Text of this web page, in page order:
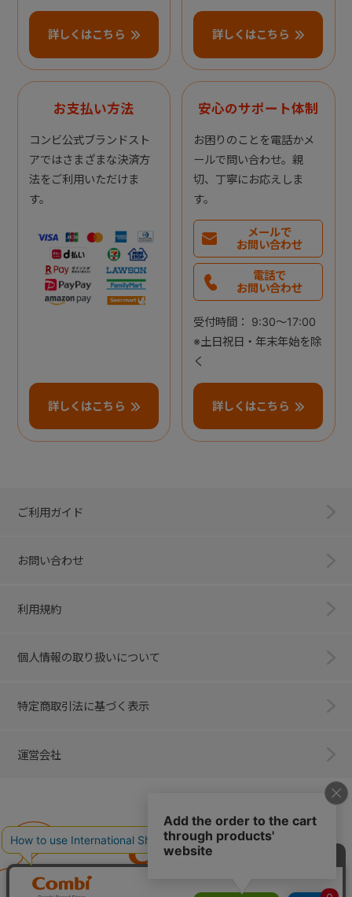
詳しくはこちら 詳しくはこちら
お支払い方法
コンビ公式ブランドスト
アではさまざまな決済方
法をご利用いただけま
す。
詳しくはこちら
安心のサポート体制
お困りのことを電話かメ
ールで問い合わせ。親
切、丁寧にお応えしま
す。
メールで
お問い合わせ
電話で
お問い合わせ
受付時間： 9:30～17:00
※土日祝日・年末年始を除
く
詳しくはこちら
ご利用ガイド
お問い合わせ
利用規約
個人情報の取り扱いについて
特定商取引法に基づく表示
運営会社
子育てに、イノベーションを。